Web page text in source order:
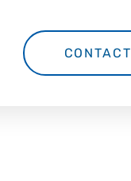
CONTACT